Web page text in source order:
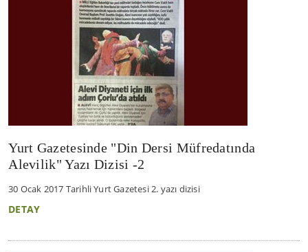
Yurt Gazetesinde "Din Dersi Müfredatında
Alevilik" Yazı Dizisi -2
30 Ocak 2017 Tarihli Yurt Gazetesi 2. yazı dizisi
DETAY